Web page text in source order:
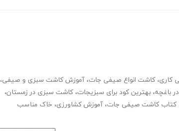
کاری، کاشت انواع صیفی جات، آموزش کاشت سبزی و صیفی،
باغچه، بهترین کود برای سبزیجات، کاشت سبزی در زمستان،
کتاب کاشت صیفی جات، آموزش کشاورزی، خاک مناسب